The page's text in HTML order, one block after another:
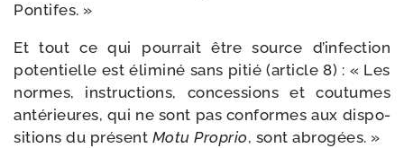
Pontifes. »
Et tout ce qui pour­rait être source d’infection
poten­tielle est éli­mi­né sans pitié (article 8) : « Les
normes, ins­truc­tions, conces­sions et cou­tumes
anté­rieures, qui ne sont pas conformes aux dis­po­
si­tions du pré­sent Motu Proprio, sont abrogées. »